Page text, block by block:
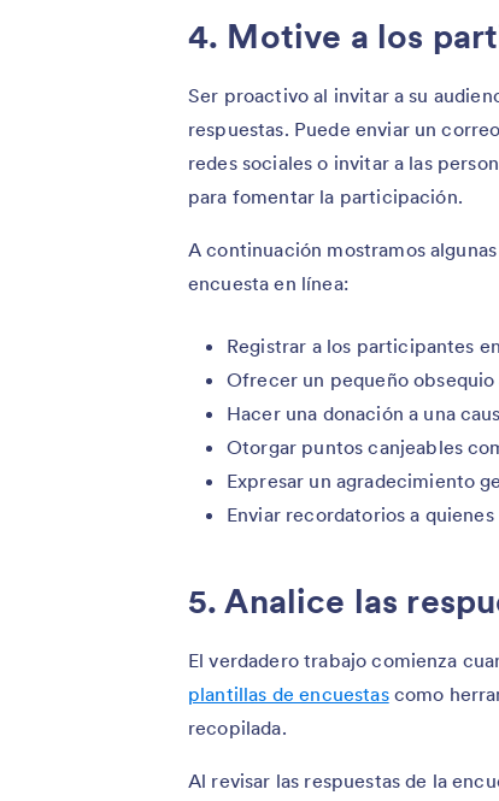
4. Motive a los
Ser proactivo al invitar a su
respuestas. Puede enviar un
redes sociales o invitar a las
para fomentar la participación.
A continuación mostramos
encuesta en línea:
Registrar a los participantes
Ofrecer un pequeño
Hacer una donación a una
Otorgar puntos canjeables
Expresar un agradecimiento
Enviar recordatorios a
5. Analice las
El verdadero trabajo comienza
plantillas de encuestascomo
recopilada.
Al revisar las respuestas de la